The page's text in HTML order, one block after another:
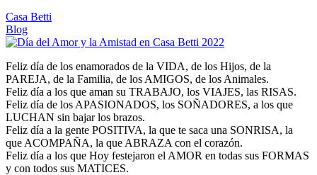
Casa Betti
Blog
Feliz día de los enamorados de la VIDA, de los Hijos, de la
PAREJA, de la Familia, de los AMIGOS, de los Animales.
Feliz día a los que aman su TRABAJO, los VIAJES, las RISAS.
Feliz día de los APASIONADOS, los SOÑADORES, a los que
LUCHAN sin bajar los brazos.
Feliz día a la gente POSITIVA, la que te saca una SONRISA, la
que ACOMPAÑA, la que ABRAZA con el corazón.
Feliz día a los que Hoy festejaron el AMOR en todas sus FORMAS
y con todos sus MATICES.